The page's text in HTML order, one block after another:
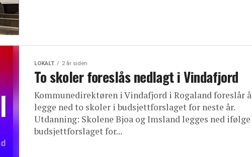
LOKALT 2 år siden
To skoler foreslås nedlagt i Vindafjord
Kommunedirektøren i Vindafjord i Rogaland foreslår å
legge ned to skoler i budsjettforslaget for neste år.
Utdanning: Skolene Bjoa og Imsland legges ned ifølge
budsjettforslaget for...